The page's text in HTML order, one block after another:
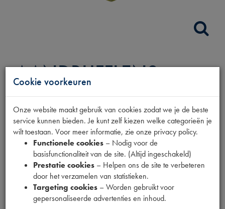
AANDRIJFFLENS
MOER M18
Fabrikant
USED REWORKED PART
Productnummer
6050053
7,95 (€ 6,57 excl. btw)
Cookie voorkeuren
Onze website maakt gebruik van cookies zodat we je de beste
service kunnen bieden. Je kunt zelf kiezen welke categorieën je
wilt toestaan. Voor meer informatie, zie onze privacy policy.
Functionele cookies – Nodig voor de
basisfunctionaliteit van de site. (Altijd ingeschakeld)
Prestatie cookies – Helpen ons de site te verbeteren
door het verzamelen van statistieken.
Targeting cookies – Worden gebruikt voor
gepersonaliseerde advertenties en inhoud.